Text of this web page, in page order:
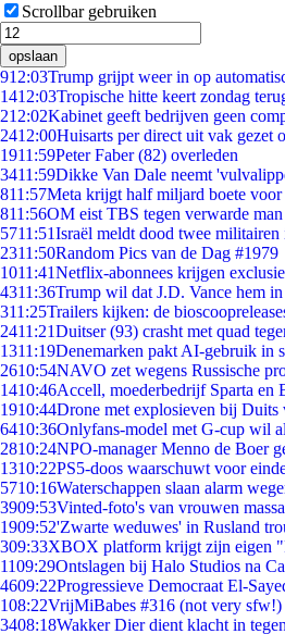
Scrollbar gebruiken
opslaan
912:03Trump grijpt weer in op
1412:03Tropische hitte keert zondag
212:02Kabinet geeft bedrijven geen
2412:00Huisarts per direct uit vak gezet
1911:59Peter Faber (82) overleden
3411:59Dikke Van Dale neemt
811:57Meta krijgt half miljard boete voor
811:56OM eist TBS tegen verwarde
5711:51Israël meldt dood twee
2311:50Random Pics van de Dag #1979
1011:41Netflix-abonnees krijgen
4311:36Trump wil dat J.D. Vance hem
311:25Trailers kijken: de
2411:21Duitser (93) crasht met quad
1311:19Denemarken pakt AI-gebruik in
2610:54NAVO zet wegens Russische
1410:46Accell, moederbedrijf Sparta en
1910:44Drone met explosieven bij
6410:36Onlyfans-model met G-cup wil
2810:24NPO-manager Menno de Boer
1310:22PS5-doos waarschuwt voor
5710:16Waterschappen slaan alarm
3909:53Vinted-foto's van vrouwen
1909:52'Zwarte weduwes' in Rusland
309:33XBOX platform krijgt zijn eigen
1109:29Ontslagen bij Halo Studios na
4609:22Progressieve Democraat El-
108:22VrijMiBabes #316 (not very sfw!)
3408:18Wakker Dier dient klacht in